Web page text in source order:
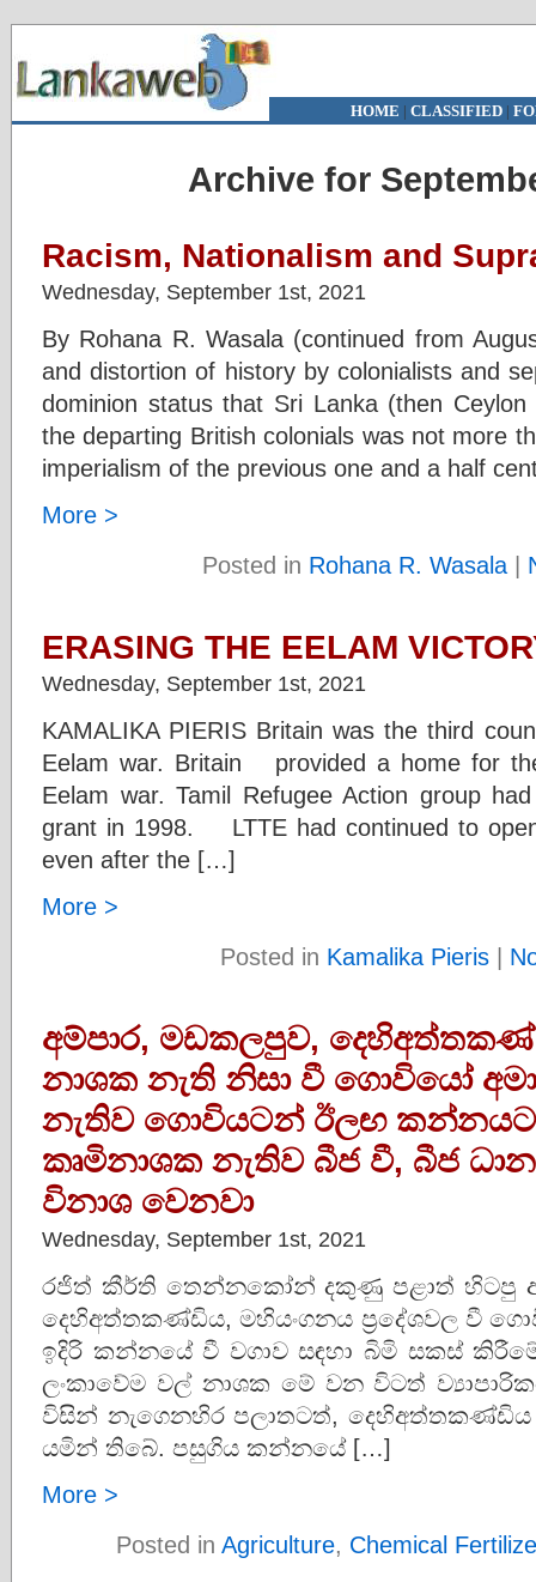
HOME | CLASSIFIED|
Archive for
Racism, Nationalism and
Wednesday, September 1st, 2021
By Rohana R. Wasala (continued from
and distortion of history by colonialists and
dominion status that Sri Lanka (then
the departing British colonials was not more
imperialism of the previous one and a half
More >
Posted in Rohana R. Wasala |
ERASING THE EELAM
Wednesday, September 1st, 2021
KAMALIKA PIERIS Britain was the third
Eelam war. Britain provided a home for
Eelam war. Tamil Refugee Action group
grant in 1998. LTTE had continued to
even after the […]
More >
Posted in Kamalika Pieris |
අම්පාර, මඩකලපුව,
නාශක නැති නිසා වී ගොවියෝ
නැතිව ගොවියටන් ඊලඟ කන්නයට
කෘමිනාශක නැතිව බීජ වී, බීජ
විනාශ වෙනවා
Wednesday, September 1st, 2021
රජිත් කීර්ති තෙන්නකෝන් දකුණු පළාත් හිටපු
දෙහිඅත්තකණ්ඩිය, මහියංගනය ප්‍රදේශවල වී
ඉදිරි කන්නයේ වී වගාව සඳහා බිමි සකස්
ලංකාවේම වල් නාශක මේ වන විටත්
විසින් නැගෙනහිර පලාතටත්, දෙහිඅත්තකණ්ඩිය
යමින් තිබේ. පසුගිය කන්නයේ […]
More >
Posted in Agriculture, Chemical